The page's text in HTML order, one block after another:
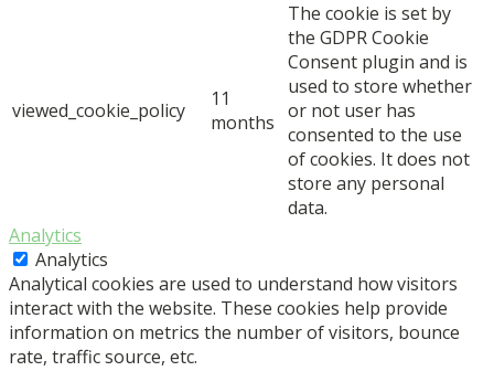
viewed_cookie_policy
11
months
The cookie is set by
the GDPR Cookie
Consent plugin and is
used to store whether
or not user has
consented to the use
of cookies. It does not
store any personal
data.
Analytics
Analytics
Analytical cookies are used to understand how visitors
interact with the website. These cookies help provide
information on metrics the number of visitors, bounce
rate, traffic source, etc.